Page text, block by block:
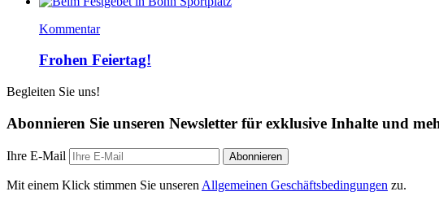
Kommentar
Frohen Feiertag!
Begleiten Sie uns!
Abonnieren Sie unseren Newsletter für exklusive Inhalte und
Ihre E-Mail Abonnieren
Mit einem Klick stimmen Sie unseren Allgemeinen Geschäftsbedingungen zu.